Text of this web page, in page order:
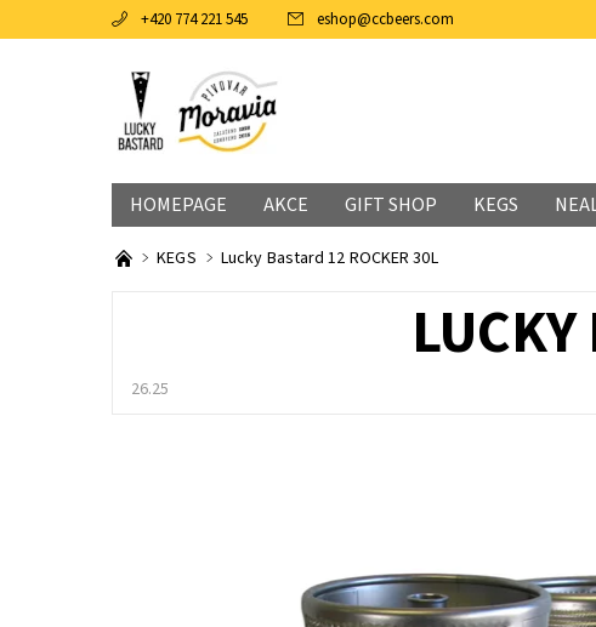
+420 774 221 545 eshop@ccbeers.com
HOMEPAGE AKCE GIFT SHOP KEGS
KEGS Lucky Bastard 12 ROCKER 30L
26.25